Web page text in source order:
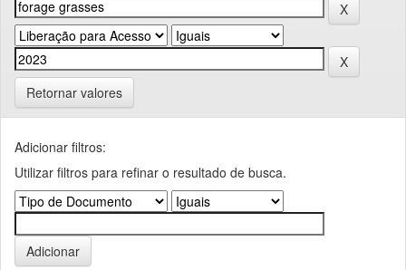
Retornar valores
Adicionar filtros:
Utilizar filtros para refinar o resultado de busca.